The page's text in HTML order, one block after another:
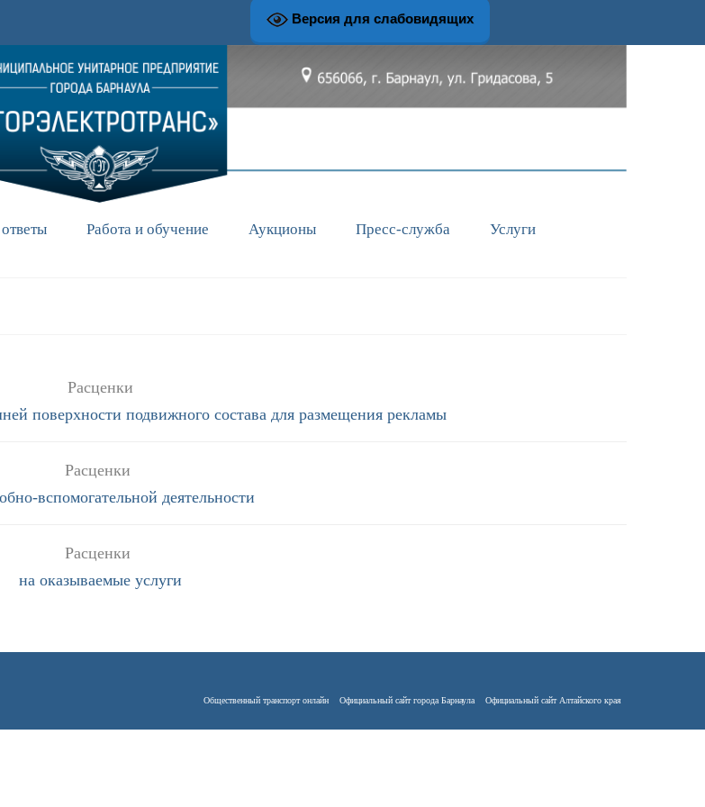
Версия для слабовидящих
Работа и обучение Аукционы Пресс-служба Услуги
Расценки
поверхности подвижного состава для размещения рекламы
Расценки
вспомогательной деятельности
Расценки
на оказываемые услуги
Общественный транспорт онлайн Официальный сайт города Барнаула Официальный сайт Алтайского края